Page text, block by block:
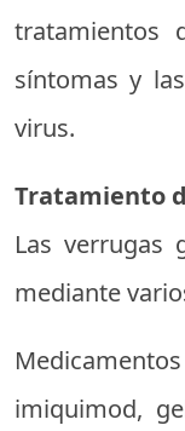
tratamientos
síntomas y
virus.
Tratamiento
Las verrugas
mediante
imiquimod,